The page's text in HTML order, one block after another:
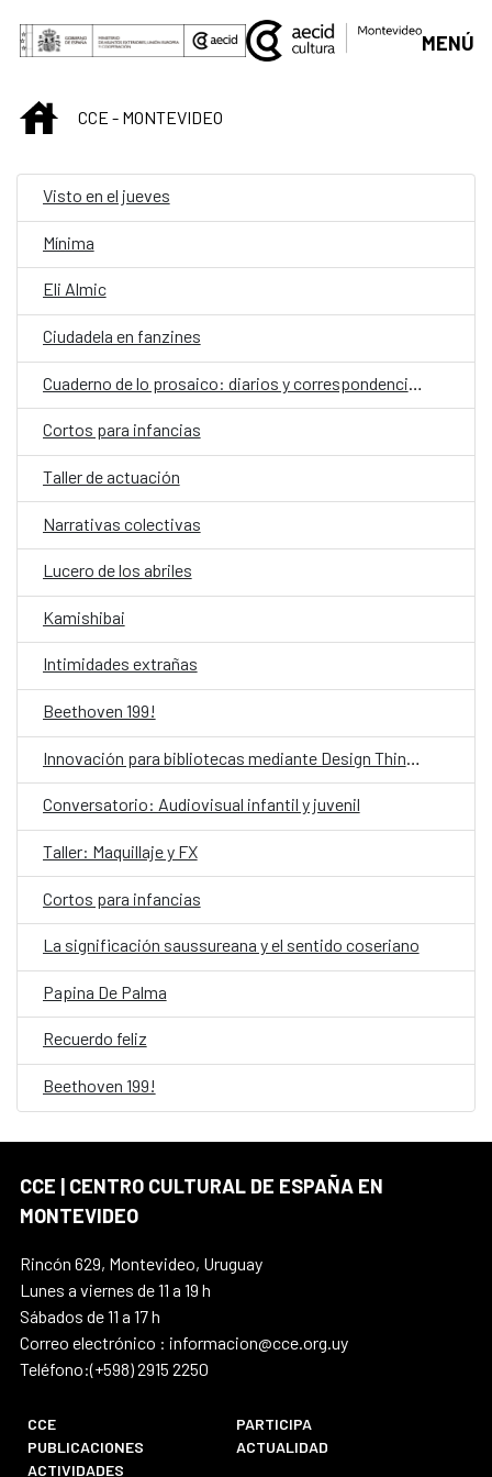
Saltar al contenido principal
MENÚ
INICIOCCE - MONTEVIDEO
Visto en el jueves
Mínima
Eli Almic
Ciudadela en fanzines
Cortos para infancias
Taller de actuación
Narrativas colectivas
Lucero de los abriles
Kamishibai
Intimidades extrañas
Beethoven 199!
Conversatorio: Audiovisual infantil y juvenil
Taller: Maquillaje y FX
Cortos para infancias
La significación saussureana y el sentido coseriano
Papina De Palma
Recuerdo feliz
Beethoven 199!
CCE | CENTRO CULTURAL DE ESPAÑA EN
MONTEVIDEO
Rincón 629, Montevideo, Uruguay
Lunes a viernes de 11 a 19 h
Sábados de 11 a 17 h
Correo electrónico : informacion@cce.org.uy
Teléfono:(+598) 2915 2250
CCE
PARTICIPA
PUBLICACIONES
ACTUALIDAD
ACTIVIDADES